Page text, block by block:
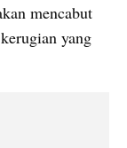
mencabut
yang